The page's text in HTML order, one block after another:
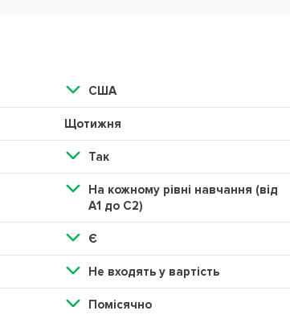
США
Щотижня
Так
На кожному рівні навчання (від
А1 до С2)
Є
Не входять у вартість
Помісячно